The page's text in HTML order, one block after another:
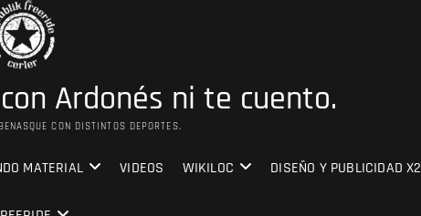
Ardonés ni te cuento.
CON DISTINTOS DEPORTES.
MATERIAL VIDEOS WIKILOC DISEÑO Y PUBLICIDAD X2